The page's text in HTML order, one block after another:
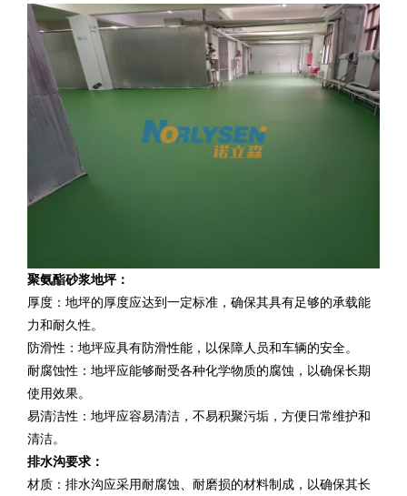
聚氨酯砂浆地坪：
厚度：地坪的厚度应达到一定标准，确保其具有足够的承载能
力和耐久性。
防滑性：地坪应具有防滑性能，以保障人员和车辆的安全。
耐腐蚀性：地坪应能够耐受各种化学物质的腐蚀，以确保长期
使用效果。
易清洁性：地坪应容易清洁，不易积聚污垢，方便日常维护和
清洁。
排水沟要求：
材质：排水沟应采用耐腐蚀、耐磨损的材料制成，以确保其长